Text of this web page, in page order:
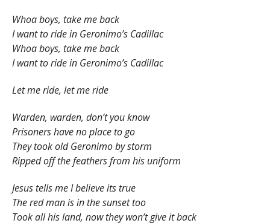
Whoa boys, take me back
I want to ride in Geronimo’s Cadillac
Whoa boys, take me back
I want to ride in Geronimo’s Cadillac
Let me ride, let me ride
Warden, warden, don’t you know
Prisoners have no place to go
They took old Geronimo by storm
Ripped off the feathers from his uniform
Jesus tells me I believe its true
The red man is in the sunset too
Took all his land, now they won’t give it back